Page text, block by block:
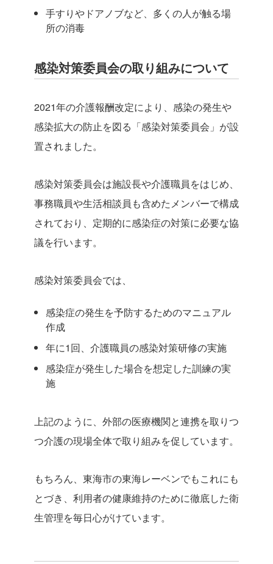
手すりやドアノブなど、多くの人が触る場
所の消毒
感染対策委員会の取り組みについて
2021年の介護報酬改定により、感染の発生や
感染拡大の防止を図る「感染対策委員会」が設
置されました。
感染対策委員会は施設長や介護職員をはじめ、
事務職員や生活相談員も含めたメンバーで構成
されており、定期的に感染症の対策に必要な協
議を行います。
感染対策委員会では、
感染症の発生を予防するためのマニュアル
作成
年に1回、介護職員の感染対策研修の実施
感染症が発生した場合を想定した訓練の実
施
上記のように、外部の医療機関と連携を取りつ
つ介護の現場全体で取り組みを促しています。
もちろん、東海市の東海レーベンでもこれにも
とづき、利用者の健康維持のために徹底した衛
生管理を毎日心がけています。